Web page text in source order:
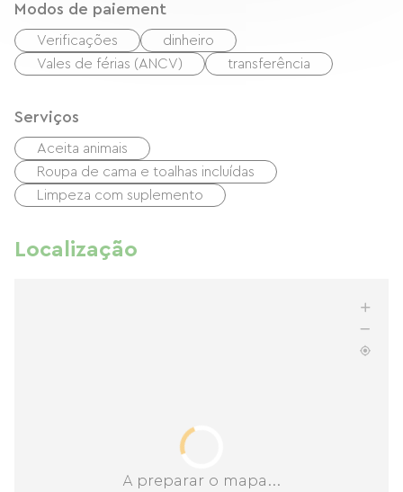
Modos de paiement
Verificações
dinheiro
Vales de férias (ANCV)
transferência
Serviços
Aceita animais
Roupa de cama e toalhas incluídas
Limpeza com suplemento
Localização
A preparar o mapa...